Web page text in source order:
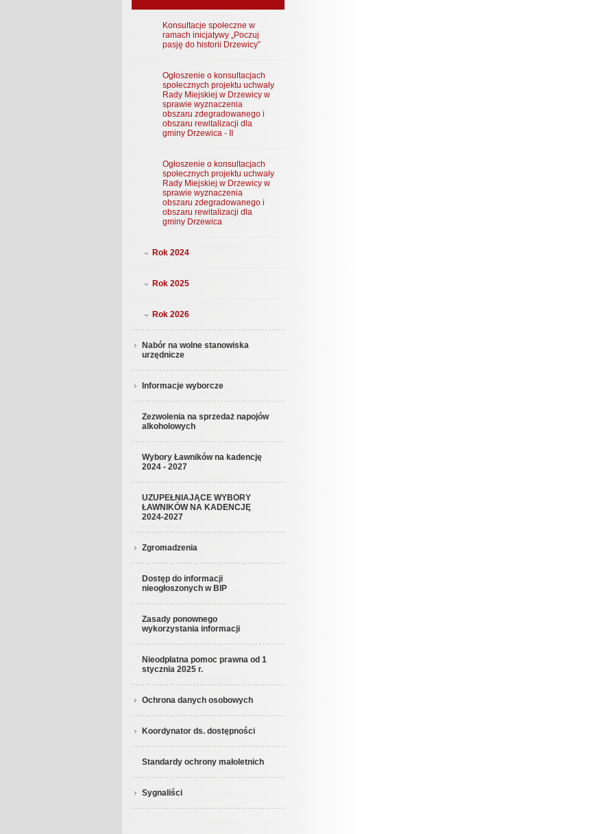
Konsultacje społeczne w
ramach inicjatywy „Poczuj
pasję do historii Drzewicy”
Ogłoszenie o konsultacjach
społecznych projektu uchwały
Rady Miejskiej w Drzewicy w
sprawie wyznaczenia
obszaru zdegradowanego i
obszaru rewitalizacji dla
gminy Drzewica - II
Ogłoszenie o konsultacjach
społecznych projektu uchwały
Rady Miejskiej w Drzewicy w
sprawie wyznaczenia
obszaru zdegradowanego i
obszaru rewitalizacji dla
gminy Drzewica
Rok 2024
Rok 2025
Rok 2026
Nabór na wolne stanowiska
urzędnicze
Informacje wyborcze
Zezwolenia na sprzedaż napojów
alkoholowych
Wybory Ławników na kadencję
2024 - 2027
UZUPEŁNIAJĄCE WYBORY
ŁAWNIKÓW NA KADENCJĘ
2024-2027
Zgromadzenia
Dostęp do informacji
nieogłoszonych w BIP
Zasady ponownego
wykorzystania informacji
Nieodpłatna pomoc prawna od 1
stycznia 2025 r.
Ochrona danych osobowych
Koordynator ds. dostępności
Standardy ochrony małoletnich
Sygnaliści